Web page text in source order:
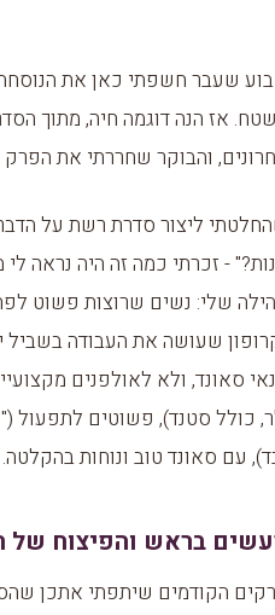
שעבר חשפתי כאן את הנוסחה
אז הנה דוגמה חיה, מתוך
והבוקר שחררתי את
ליצור סדרת רשת על
- זכרתי כמה זה היה נראה
שלי: נשים שרוצות פשוט
שעושה את העבודה בשביל
כולל סטנד), פשוטים לתפעול
עם סאונד טוב ונוחות בהקלטה.
בראש והפיצוח של
הקודמים שיתפתי אתכן